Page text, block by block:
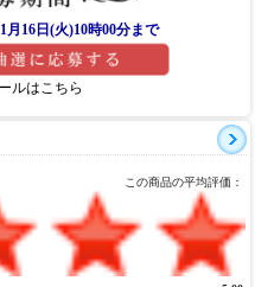
月16日(火)10時00分まで
ルはこちら
この商品の平均評価：